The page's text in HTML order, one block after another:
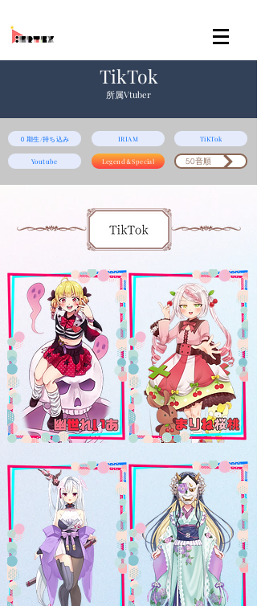
TikTok
所属Vtuber
０期生/持ち込み
Youtube
IRIAM
Legend＆Special
TiKTok
50音順